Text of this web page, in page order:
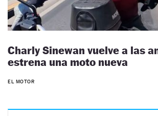
Charly Sinewan vuelve a las
estrena una moto nueva
EL MOTOR